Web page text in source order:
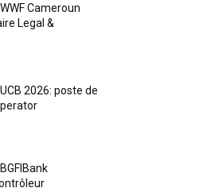
Cameroun
Legal &
2026: poste de